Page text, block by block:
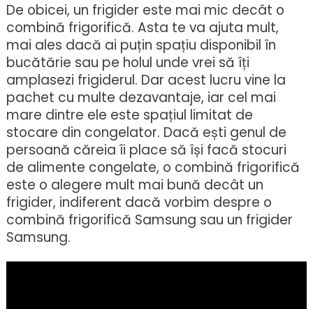
De obicei, un frigider este mai mic decât o
combină frigorifică. Asta te va ajuta mult,
mai ales dacă ai puțin spațiu disponibil în
bucătărie sau pe holul unde vrei să îți
amplasezi frigiderul. Dar acest lucru vine la
pachet cu multe dezavantaje, iar cel mai
mare dintre ele este spațiul limitat de
stocare din congelator. Dacă ești genul de
persoană căreia îi place să își facă stocuri
de alimente congelate, o combină frigorifică
este o alegere mult mai bună decât un
frigider, indiferent dacă vorbim despre o
combină frigorifică Samsung sau un frigider
Samsung.